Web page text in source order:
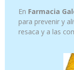
€
Añadir al carrito
En Farmacia
para prevenir y
resaca y a las